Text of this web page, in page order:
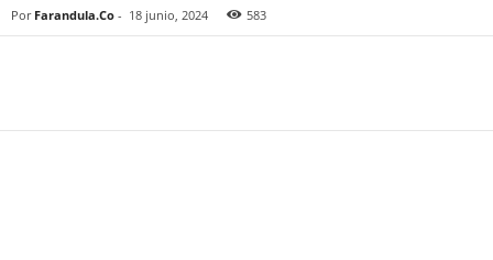
Por Farandula.Co - 18 junio, 2024 583